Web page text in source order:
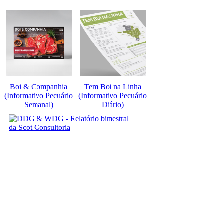
Boi & Companhia
(Informativo Pecuário
Semanal)
Tem Boi na Linha
(Informativo Pecuário
Diário)